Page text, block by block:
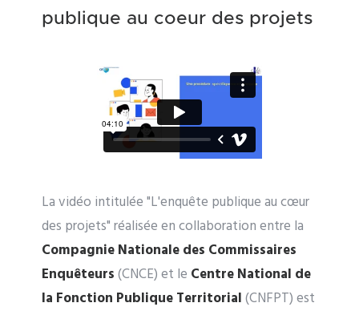
publique au coeur des projets
La vidéo intitulée "L'enquête publique au cœur
des projets" réalisée en collaboration entre la
Compagnie Nationale des Commissaires
Enquêteurs(CNCE) et le Centre National de
la Fonction Publique Territorial(CNFPT) est